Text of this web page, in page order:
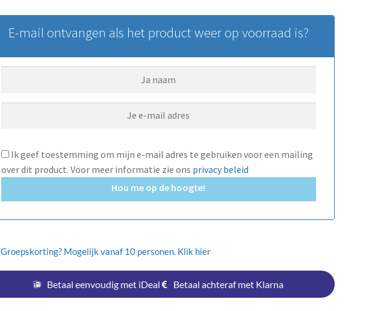
E-mail ontvangen als het product weer op voorraad is?
Ik geef toestemming om mijn e-mail adres te gebruiken voor een mailing
over dit product. Voor meer informatie zie ons privacy beleid
Hou me op de hoogte!
Groepskorting? Mogelijk vanaf 10 personen. Klik hier
Betaal eenvoudig met iDeal Betaal achteraf met Klarna